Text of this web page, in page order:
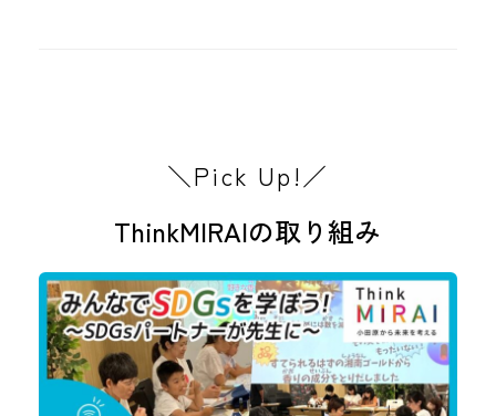
＼Pick Up!／
ThinkMIRAIの取り組み